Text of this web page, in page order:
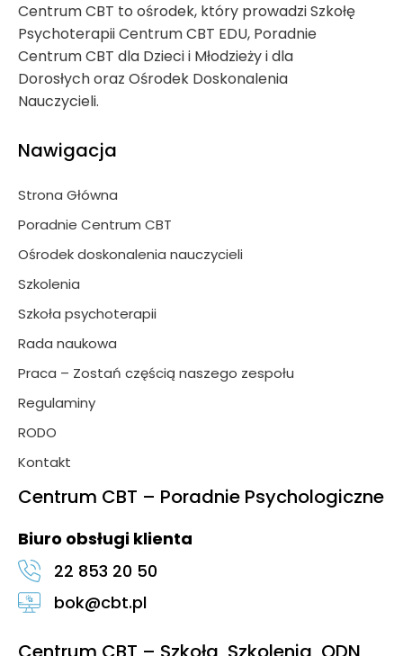
Centrum CBT to ośrodek, który prowadzi Szkołę
Psychoterapii Centrum CBT EDU, Poradnie
Centrum CBT dla Dzieci i Młodzieży i dla
Dorosłych oraz Ośrodek Doskonalenia
Nauczycieli.
Nawigacja
Strona Główna
Poradnie Centrum CBT
Ośrodek doskonalenia nauczycieli
Szkolenia
Szkoła psychoterapii
Rada naukowa
Praca – Zostań częścią naszego zespołu
Regulaminy
RODO
Kontakt
Centrum CBT – Poradnie Psychologiczne
Biuro obsługi klienta
22 853 20 50
bok@cbt.pl